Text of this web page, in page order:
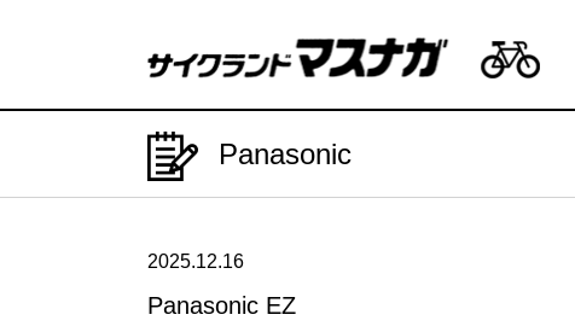
Panasonic
2025.12.16
Panasonic EZ